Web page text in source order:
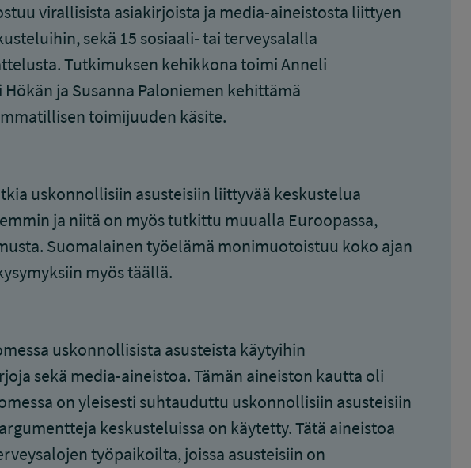
virallisista asiakirjoista ja media-aineistosta liittyen
sekä 15 sosiaali- tai terveysalalla
Tutkimuksen kehikkona toimi Anneli
ja Susanna Paloniemen kehittämä
toimijuuden käsite.
uskonnollisiin asusteisiin liittyvää keskustelua
ja niitä on myös tutkittu muualla Euroopassa,
Suomalainen työelämä monimuotoistuu koko ajan
myös täällä.
uskonnollisista asusteista käytyihin
sekä media-aineistoa. Tämän aineiston kautta oli
on yleisesti suhtauduttu uskonnollisiin asusteisiin
keskusteluissa on käytetty. Tätä aineistoa
työpaikoilta, joissa asusteisiin on